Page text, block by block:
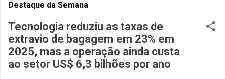
Destaque da Semana
Tecnologia reduziu as taxas de
extravio de bagagem em 23% em
2025, mas a operação ainda custa
ao setor US$ 6,3 bilhões por ano